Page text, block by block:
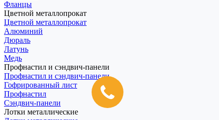
Фланцы
Цветной металлопрокат
Цветной металлопрокат
Алюминий
Дюраль
Латунь
Медь
Профнастил и сэндвич-панели
Профнастил и сэндвич-панели
Гофрированный лист
Профнастил
Сэндвич-панели
Лотки металлические